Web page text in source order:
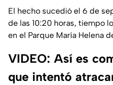
El hecho sucedió el 6 de
de las 10:20 horas, tiempo
en el Parque María Helena
VIDEO: Así es
que intentó